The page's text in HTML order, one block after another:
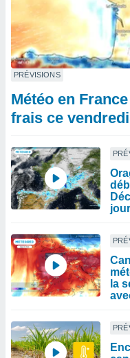
PRÉVISIONS
Météo en
frais ce
jour
la